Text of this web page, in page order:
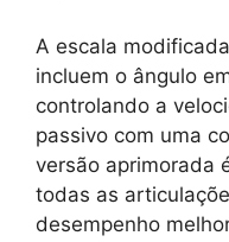
A escala
incluem o ângulo
controlando a
passivo com uma
versão aprimorada
todas as
desempenho